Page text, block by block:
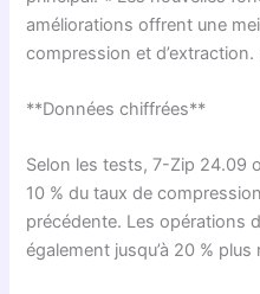
améliorations offrent une
compression et d’extraction.
**Données chiffrées**
Selon les tests, 7-Zip 24.09
10 % du taux de
précédente. Les opérations
également jusqu’à 20 % plus